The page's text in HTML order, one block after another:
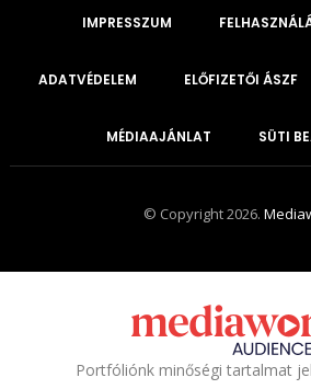
IMPRESSZUM
ADATVÉDELEM ELŐFIZETŐI ÁSZF
MÉDIAAJÁNLAT SÜTI
© Copyright 2026.
Portfóliónk minőségi tartalmat